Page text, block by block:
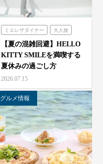
ミエレザダイナー 大人旅
家族旅 食べる 体験する
ハローキティスマイル
【夏の混雑回避】HELLO
KITTY SMILEを満喫する
夏休みの過ごし方
2026.07.15
グルメ情報